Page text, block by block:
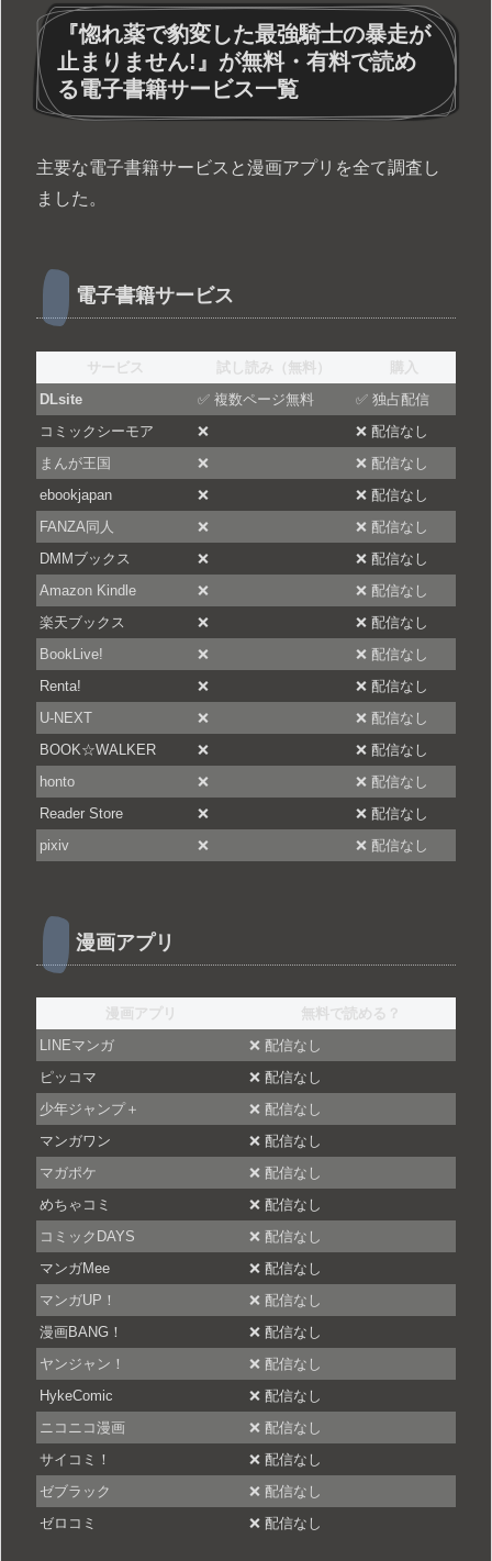
『惚れ薬で豹変した最強騎士の暴走が
止まりません!』が無料・有料で読め
る電子書籍サービス一覧
主要な電子書籍サービスと漫画アプリを全て調査し
ました。
電子書籍サービス
サービス 試し読み（無料）
購入
DLsite
✅ 複数ページ無料
✅ 独占配信
コミックシーモア
❌
❌ 配信なし
まんが王国
❌
❌ 配信なし
ebookjapan
❌
❌ 配信なし
FANZA同人
❌
❌ 配信なし
DMMブックス
❌
❌ 配信なし
Amazon Kindle
❌
❌ 配信なし
楽天ブックス
❌
❌ 配信なし
BookLive!
❌
❌ 配信なし
Renta!
❌
❌ 配信なし
U-NEXT
❌
❌ 配信なし
BOOK☆WALKER
❌
❌ 配信なし
honto
❌
❌ 配信なし
Reader Store
❌
❌ 配信なし
pixiv
❌ ❌ 配信なし
漫画アプリ
漫画アプリ
無料で読める？
LINEマンガ
❌ 配信なし
ピッコマ
❌ 配信なし
少年ジャンプ＋
❌ 配信なし
マンガワン
❌ 配信なし
マガポケ
❌ 配信なし
めちゃコミ
❌ 配信なし
コミックDAYS
❌ 配信なし
マンガMee
❌ 配信なし
マンガUP！
❌ 配信なし
漫画BANG！
❌ 配信なし
ヤンジャン！
❌ 配信なし
HykeComic
❌ 配信なし
ニコニコ漫画
❌ 配信なし
サイコミ！
❌ 配信なし
ゼブラック
❌ 配信なし
ゼロコミ
❌ 配信なし